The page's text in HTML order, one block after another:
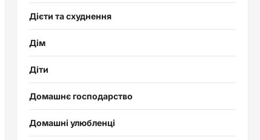
Дієти та схуднення
Дім
Діти
Домашнє господарство
Домашні улюбленці